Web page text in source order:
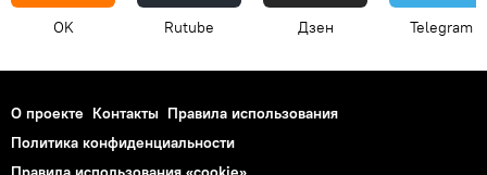
OK Rutube Дзен Telegram
О проекте Контакты Правила использования
Политика конфиденциальности